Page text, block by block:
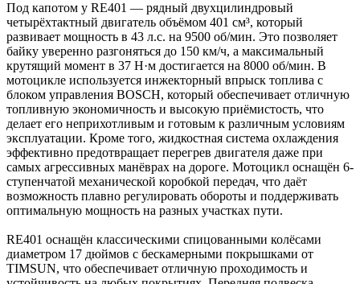
Под капотом у RE401 — рядный двухцилиндровый
четырёхтактный двигатель объёмом 401 см³, который
развивает мощность в 43 л.с. на 9500 об/мин. Это позволяет
байку уверенно разгоняться до 150 км/ч, а максимальный
крутящий момент в 37 Н·м достигается на 8000 об/мин. В
мотоцикле используется инжекторный впрыск топлива с
блоком управления BOSCH, который обеспечивает отличную
топливную экономичность и высокую приёмистость, что
делает его неприхотливым и готовым к различным условиям
эксплуатации. Кроме того, жидкостная система охлаждения
эффективно предотвращает перегрев двигателя даже при
самых агрессивных манёврах на дороге. Мотоцикл оснащён 6-
ступенчатой механической коробкой передач, что даёт
возможность плавно регулировать обороты и поддерживать
оптимальную мощность на разных участках пути.
RE401 оснащён классическими спицованными колёсами
диаметром 17 дюймов с бескамерными покрышками от
TIMSUN, что обеспечивает отличную проходимость и